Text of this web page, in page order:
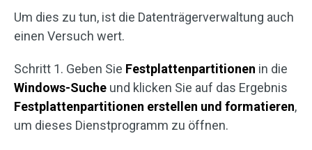
Um dies zu tun, ist die Datenträgerverwaltung auch
einen Versuch wert.
Schritt 1. Geben Sie Festplattenpartitionen in die
Windows-Suche und klicken Sie auf das Ergebnis
Festplattenpartitionen erstellen und formatieren,
um dieses Dienstprogramm zu öffnen.